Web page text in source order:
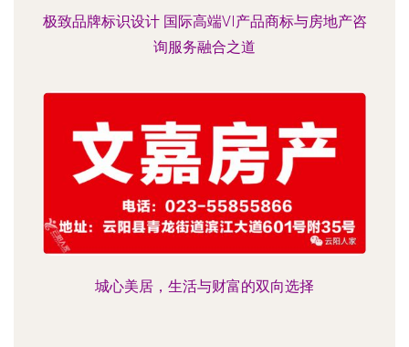
极致品牌标识设计 国际高端VI产品商标与房地产咨
询服务融合之道
城心美居，生活与财富的双向选择